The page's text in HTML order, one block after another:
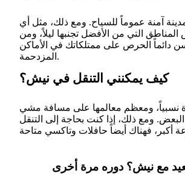
آمنة عموماً للسياح. ومع ذلك، مثل أي
التي من الأفضل تجنبها ليلاً، ومن
دائماً الحرص على ممتلكاتك في الأماكن
المزدحمة.
كيف يمكنني التنقل في نيش؟
نسبياً، ومعظم معالمها على مسافة مشي
ومع ذلك، إذا كنت بحاجة إلى التنقل